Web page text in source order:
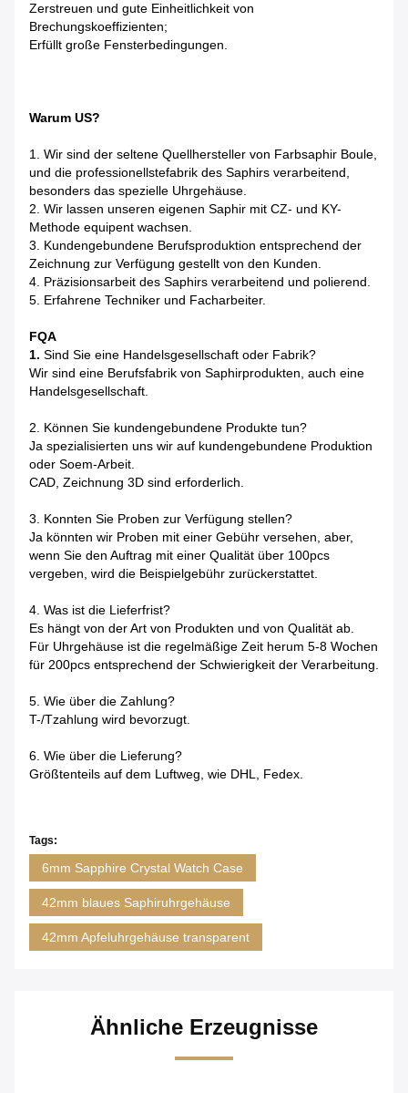
Zerstreuen und gute Einheitlichkeit von
Brechungskoeffizienten;
Erfüllt große Fensterbedingungen.
Warum US?
1. Wir sind der seltene Quellhersteller von Farbsaphir Boule,
und die professionellstefabrik des Saphirs verarbeitend,
besonders das spezielle Uhrgehäuse.
2. Wir lassen unseren eigenen Saphir mit CZ- und KY-
Methode equipent wachsen.
3. Kundengebundene Berufsproduktion entsprechend der
Zeichnung zur Verfügung gestellt von den Kunden.
4. Präzisionsarbeit des Saphirs verarbeitend und polierend.
5. Erfahrene Techniker und Facharbeiter.
FQA
1. Sind Sie eine Handelsgesellschaft oder Fabrik?
Wir sind eine Berufsfabrik von Saphirprodukten, auch eine
Handelsgesellschaft.
2. Können Sie kundengebundene Produkte tun?
Ja spezialisierten uns wir auf kundengebundene Produktion
oder Soem-Arbeit.
CAD, Zeichnung 3D sind erforderlich.
3. Konnten Sie Proben zur Verfügung stellen?
Ja könnten wir Proben mit einer Gebühr versehen, aber,
wenn Sie den Auftrag mit einer Qualität über 100pcs
vergeben, wird die Beispielgebühr zurückerstattet.
4. Was ist die Lieferfrist?
Es hängt von der Art von Produkten und von Qualität ab.
Für Uhrgehäuse ist die regelmäßige Zeit herum 5-8 Wochen
für 200pcs entsprechend der Schwierigkeit der Verarbeitung.
5. Wie über die Zahlung?
T-/Tzahlung wird bevorzugt.
6. Wie über die Lieferung?
Größtenteils auf dem Luftweg, wie DHL, Fedex.
Tags:
6mm Sapphire Crystal Watch Case
42mm blaues Saphiruhrgehäuse
42mm Apfeluhrgehäuse transparent
Ähnliche Erzeugnisse